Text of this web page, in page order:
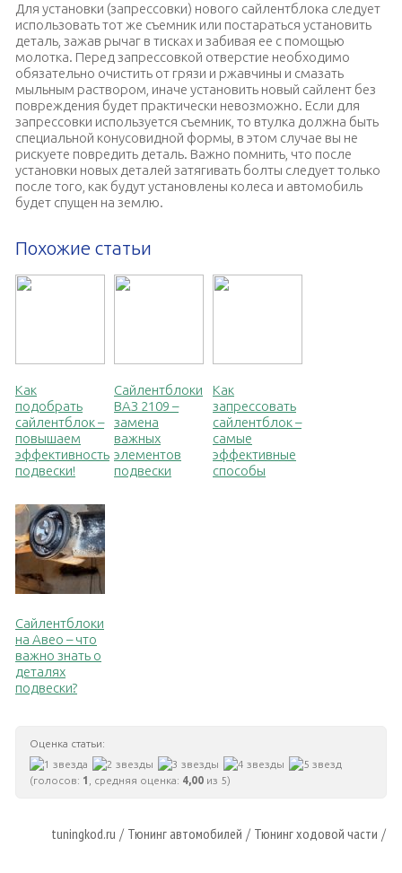
Для установки (запрессовки) нового сайлентблока следует
использовать тот же съемник или постараться установить
деталь, зажав рычаг в тисках и забивая ее с помощью
молотка. Перед запрессовкой отверстие необходимо
обязательно очистить от грязи и ржавчины и смазать
мыльным раствором, иначе установить новый сайлент без
повреждения будет практически невозможно. Если для
запрессовки используется съемник, то втулка должна быть
специальной конусовидной формы, в этом случае вы не
рискуете повредить деталь. Важно помнить, что после
установки новых деталей затягивать болты следует только
после того, как будут установлены колеса и автомобиль
будет спущен на землю.
Похожие статьи
Как
подобрать
сайлентблок –
повышаем
эффективность
подвески!
Сайлентблоки
ВАЗ 2109 –
замена
важных
элементов
подвески
Как
запрессовать
сайлентблок –
самые
эффективные
способы
Сайлентблоки
на Авео – что
важно знать о
деталях
подвески?
Оценка статьи:
(голосов: 1 , средняя оценка: 4,00 из 5)
tuningkod.ru / Тюнинг автомобилей / Тюнинг ходовой части /